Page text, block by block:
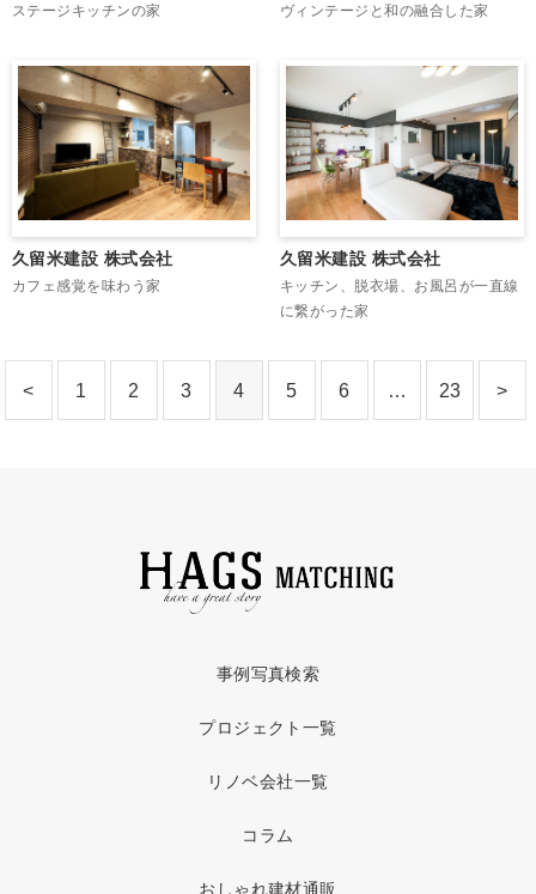
ステージキッチンの家 ヴィンテージと和の融合した家
久留米建設 株式会社
カフェ感覚を味わう家
久留米建設 株式会社
キッチン、脱衣場、お風呂が一直線
に繋がった家
< 1 2 3 4 5 6 … 23 >
事例写真検索
プロジェクト一覧
リノベ会社一覧
コラム
おしゃれ建材通販